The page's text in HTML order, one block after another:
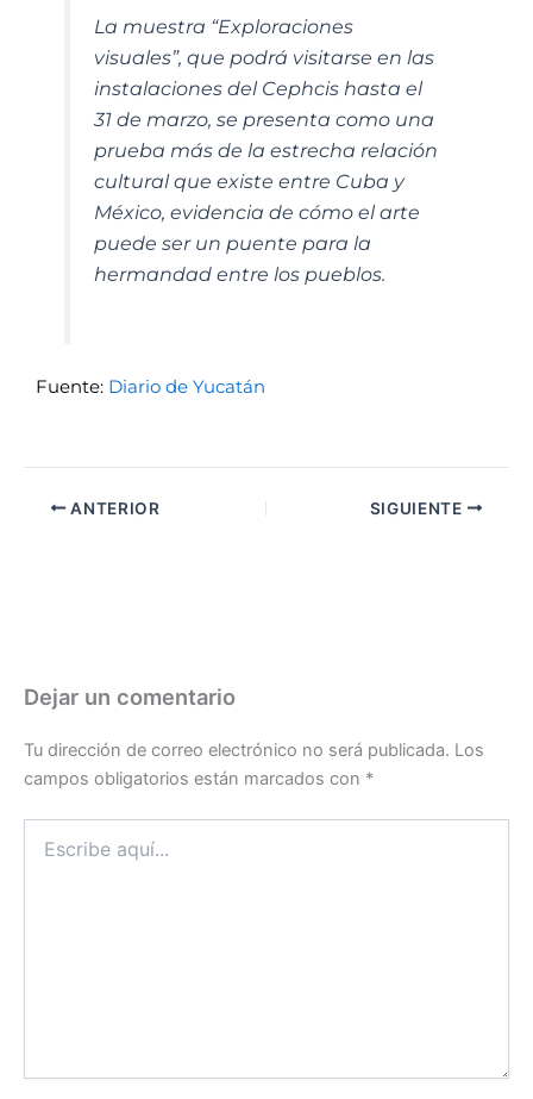
La muestra “Exploraciones
visuales”, que podrá visitarse en las
instalaciones del Cephcis hasta el
31 de marzo, se presenta como una
prueba más de la estrecha relación
cultural que existe entre Cuba y
México, evidencia de cómo el arte
puede ser un puente para la
hermandad entre los pueblos.
Fuente: Diario de Yucatán
ANTERIOR SIGUIENTE
Dejar un comentario
Tu dirección de correo electrónico no será publicada. Los
campos obligatorios están marcados con *
aquí...